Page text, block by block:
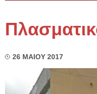
26 ΜΑΙΟΥ 2017